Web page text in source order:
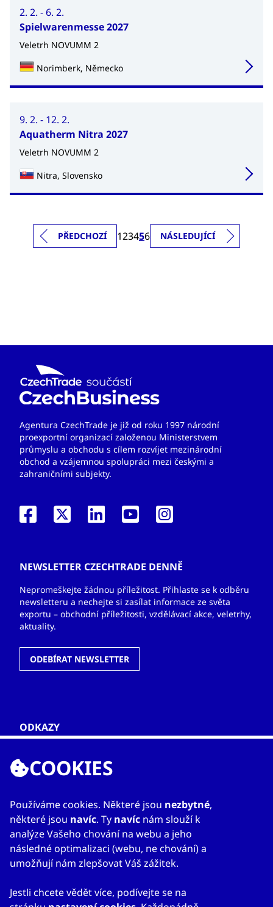
2. 2. - 6. 2.
Spielwarenmesse 2027
Veletrh NOVUMM 2
Norimberk, Německo
9. 2. - 12. 2.
Aquatherm Nitra 2027
Veletrh NOVUMM 2
Nitra, Slovensko
PŘEDCHOZÍ 123456 NÁSLEDUJÍCÍ
Agentura CzechTrade je již od roku 1997 národní
proexportní organizací založenou Ministerstvem
průmyslu a obchodu s cílem rozvíjet mezinárodní
obchod a vzájemnou spolupráci mezi českými a
zahraničními subjekty.
NEWSLETTER CZECHTRADE DENNĚ
Nepromeškejte žádnou příležitost. Přihlaste se k odběru
newsletteru a nechejte si zasílat informace ze světa
exportu – obchodní příležitosti, vzdělávací akce, veletrhy,
aktuality.
ODEBÍRAT NEWSLETTER
ODKAZY
Zahraniční kanceláře
SlužbyCOOKIES
Používáme cookies. Některé jsou nezbytné,
některé jsou navíc. Ty navíc nám slouží k
analýze Vašeho chování na webu a jeho
následné optimalizaci (webu, ne chování) a
umožňují nám zlepšovat Váš zážitek.
Jestli chcete vědět více, podívejte se na